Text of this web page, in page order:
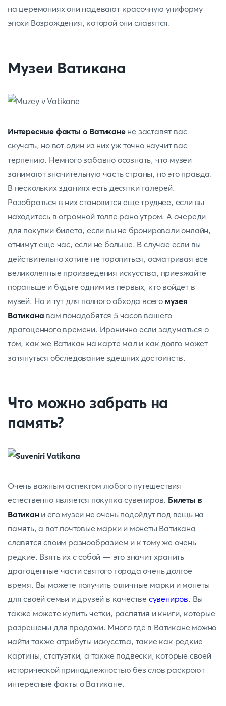
на церемониях они надевают красочную униформу
эпохи Возрождения, которой они славятся.
Музеи Ватикана
Интересные факты о Ватиканене заставят вас
скучать, но вот один из них уж точно научит вас
терпению. Немного забавно осознать, что музеи
занимают значительную часть страны, но это правда.
В нескольких зданиях есть десятки галерей.
Разобраться в них становится еще труднее, если вы
находитесь в огромной толпе рано утром. А очереди
для покупки билета, если вы не бронировали онлайн,
отнимут еще час, если не больше. В случае если вы
действительно хотите не торопиться, осматривая все
великолепные произведения искусства, приезжайте
пораньше и будьте одним из первых, кто войдет в
музей. Но и тут для полного обхода всего музея
Ватикана вам понадобятся 5 часов вашего
драгоценного времени. Иронично если задуматься о
том, как же Ватикан на карте мал и как долго может
затянуться обследование здешних достоинств.
Что можно забрать на
память?
Очень важным аспектом любого путешествия
естественно является покупка сувениров. Билеты в
Ватикани его музеи не очень подойдут под вещь на
память, а вот почтовые марки и монеты Ватикана
славятся своим разнообразием и к тому же очень
редкие. Взять их с собой — это значит хранить
драгоценные части святого города очень долгое
время. Вы можете получить отличные марки и монеты
для своей семьи и друзей в качестве сувениров. Вы
также можете купить четки, распятия и книги, которые
разрешены для продажи. Много где в Ватикане можно
найти также атрибуты искусства, такие как редкие
картины, статуэтки, а также подвески, которые своей
исторической принадлежностью без слов раскроют
интересные факты о Ватикане.